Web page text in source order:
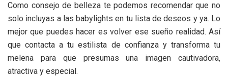
Como consejo de belleza te podemos recomendar que no
solo incluyas a las babylights en tu lista de deseos y ya. Lo
mejor que puedes hacer es volver ese sueño realidad. Así
que contacta a tu estilista de confianza y transforma tu
melena para que presumas una imagen cautivadora,
atractiva y especial.